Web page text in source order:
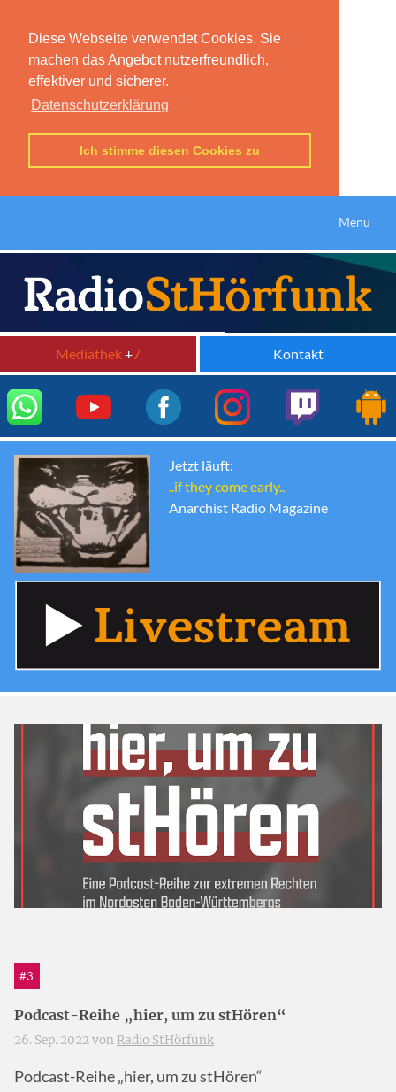
Diese Webseite verwendet Cookies. Sie
machen das Angebot nutzerfreundlich,
effektiver und sicherer.
Datenschutzerklärung
Ich stimme diesen Cookies zu
Menu
Mediathek+7 Kontakt
Jetzt läuft:
..if they come early..
Anarchist Radio Magazine
#3
Podcast-Reihe „hier, um zu stHören“
26. Sep. 2022 von Radio StHörfunk
Podcast-Reihe „hier, um zu stHören“